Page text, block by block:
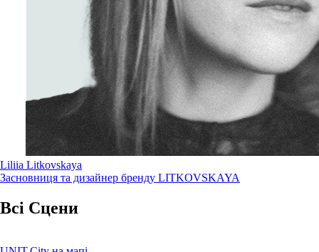
Liliia Litkovskaya
Засновниця та дизайнер бренду LITKOVSKAYA
Всі Сцени